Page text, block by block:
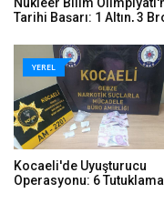
Tarihi Başarı: 1 Altın, 3
YEREL
Kocaeli'de Uyuşturucu
Operasyonu: 6 Tutuklama